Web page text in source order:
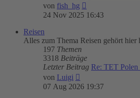
von fish_hg
Beitrag
24 Nov 2025 16:43
Reisen
Alles zum Thema Reisen gehört hier
197 Themen
3318 Beiträge
Letzter Beitrag Re: TET
von Luigi
Beitrag
07 Aug 2026 19:37